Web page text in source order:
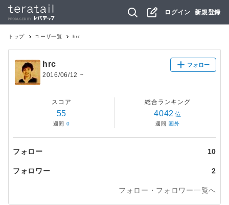
ログイン 新規登録
トップ ユーザ一覧 hrc
hrc
2016/06/12 ~
フォロー
スコア
55
週間 0
総合ランキング
4042 位
週間 圏外
フォロー 10
フォロワー 2
フォロー・フォロワー一覧へ